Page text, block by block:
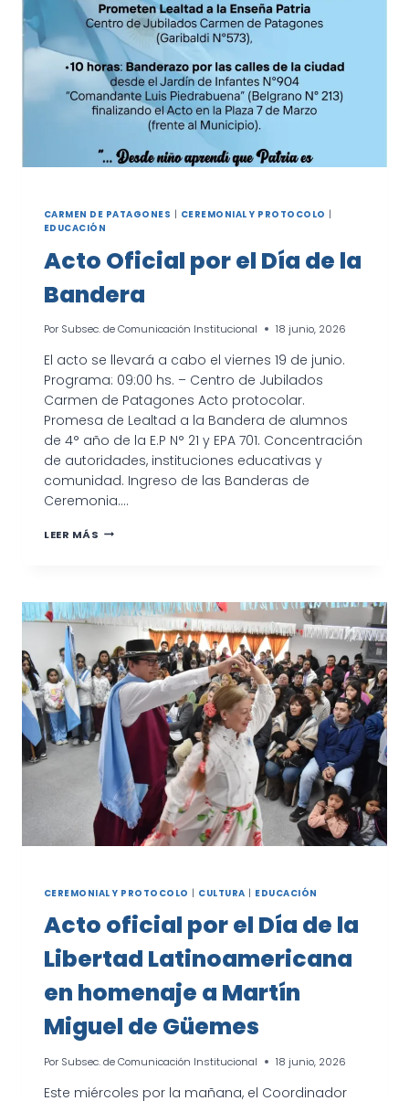
CARMEN DE PATAGONES | CEREMONIAL Y PROTOCOLO |
EDUCACIÓN
Acto Oficial por el Día de la
Bandera
Por Subsec. de Comunicación Institucional 18 junio, 2026
El acto se llevará a cabo el viernes 19 de junio.
Programa: 09:00 hs. – Centro de Jubilados
Carmen de Patagones Acto protocolar.
Promesa de Lealtad a la Bandera de alumnos
de 4° año de la E.P N° 21 y EPA 701. Concentración
de autoridades, instituciones educativas y
comunidad. Ingreso de las Banderas de
Ceremonia….
LEER MÁS ACTO
DE
LA
BANDERA
CEREMONIAL Y PROTOCOLO | CULTURA | EDUCACIÓN
Acto oficial por el Día de la
Libertad Latinoamericana
en homenaje a Martín
Miguel de Güemes
Por Subsec. de Comunicación Institucional 18 junio, 2026
Este miércoles por la mañana, el Coordinador